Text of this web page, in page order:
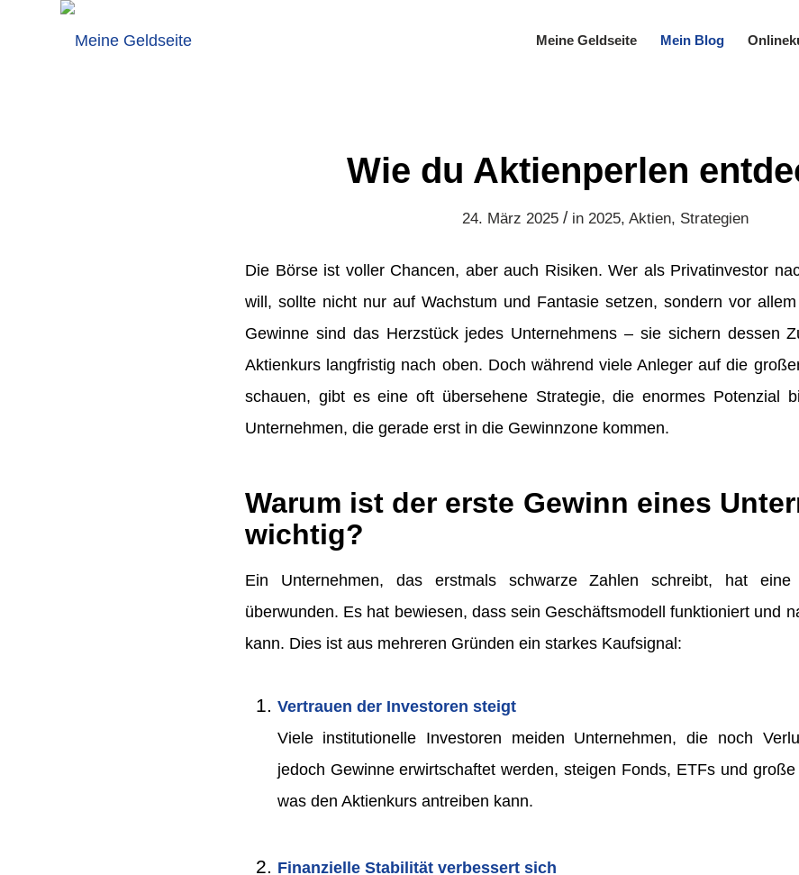
Meine Geldseite Mein Blog
Wie du Aktienperlen
24. März 2025 / in 2025, Aktien, Strategien
Die Börse ist voller Chancen, aber auch Risiken. Wer als Privatinvestor
will, sollte nicht nur auf Wachstum und Fantasie setzen, sondern vor
Gewinne sind das Herzstück jedes Unternehmens – sie sichern dessen
Aktienkurs langfristig nach oben. Doch während viele Anleger auf die
schauen, gibt es eine oft übersehene Strategie, die enormes Potenzial
Unternehmen, die gerade erst in die Gewinnzone kommen.
Warum ist der erste Gewinn eines
wichtig?
Ein Unternehmen, das erstmals schwarze Zahlen schreibt, hat eine
überwunden. Es hat bewiesen, dass sein Geschäftsmodell funktioniert und
kann. Dies ist aus mehreren Gründen ein starkes Kaufsignal:
Vertrauen der Investoren steigt
Viele institutionelle Investoren meiden Unternehmen, die noch
jedoch Gewinne erwirtschaftet werden, steigen Fonds, ETFs und
was den Aktienkurs antreiben kann.
Finanzielle Stabilität verbessert sich